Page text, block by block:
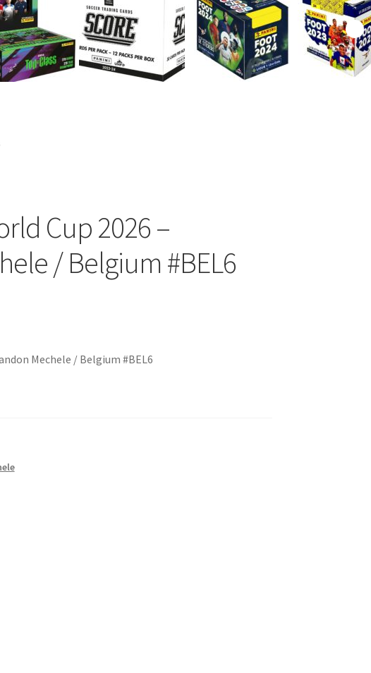
Cup 2026 –
/ Belgium #BEL6
Mechele / Belgium #BEL6